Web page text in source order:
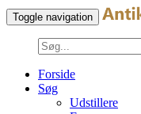
Toggle navigation
Forside
Søg
Udstillere